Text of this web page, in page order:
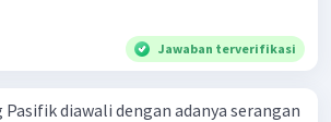
Jawaban terverifikasi
Pasifik diawali dengan adanya serangan